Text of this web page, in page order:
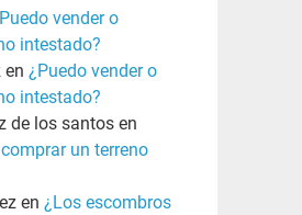
vender o
intestado?
en ¿Puedo vender o
intestado?
de los santosen
un terreno
en ¿Los escombros